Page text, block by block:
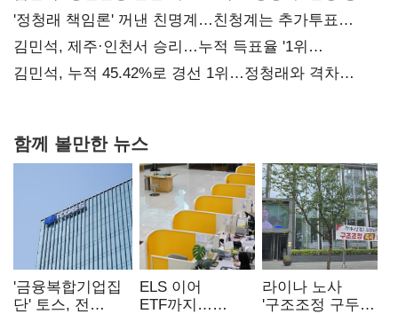
사과부터"
'정청래 책임론' 꺼낸 친명계…친청계는 추가투표
때리기
김민석, 제주·인천서 승리…누적 득표율 '1위
탈환'(종합)
김민석, 누적 45.42%로 경선 1위…정청래와 격차
함께 볼만한 뉴스
'금융복합기업집
단' 토스, 전
ELS 이어
ETF까지…
라이나 노사
'구조조정 구두